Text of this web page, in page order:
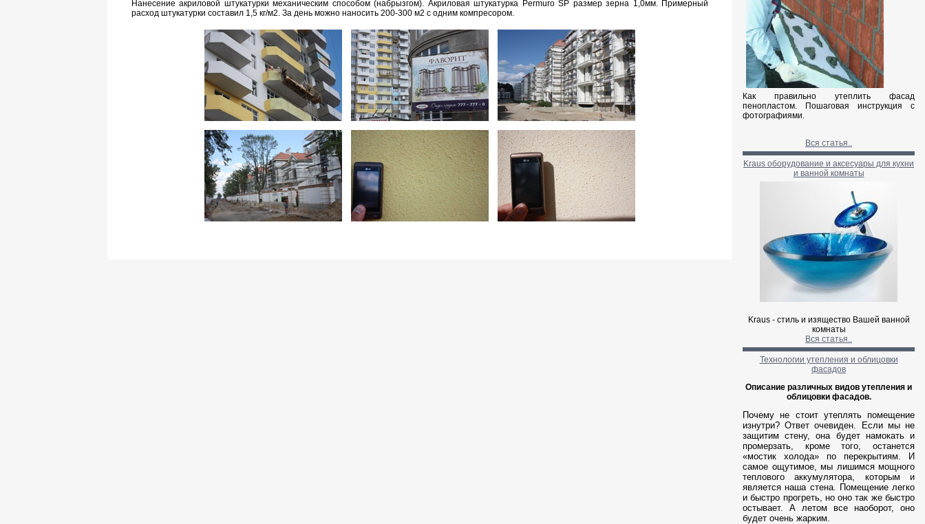
Нанесение акриловой штукатурки механическим способом (набрызгом). Акриловая штукатурка Permuro SP размер зерна 1,0мм. Примерный
расход штукатурки составил 1,5 кг/м2. За день можно наносить 200-300 м2 с одним компресором.
Как правильно утеплить фасад
пенопластом. Пошаговая инструкция с
фотографиями.
Вся статья..
Kraus оборудование и аксесуары для кухни
и ванной комнаты
Kraus - стиль и изящество Вашей ванной
комнаты
Вся статья..
Технологии утепления и облицовки
фасадов
Описание различных видов утепления и
облицовки фасадов.
Почему не стоит утеплять помещение
изнутри? Ответ очевиден. Если мы не
защитим стену, она будет намокать и
промерзать, кроме того, останется
«мостик холода» по перекрытиям. И
самое ощутимое, мы лишимся мощного
теплового аккумулятора, которым и
является наша стена. Помещение легко
и быстро прогреть, но оно так же быстро
остывает. А летом все наоборот, оно
будет очень жарким.